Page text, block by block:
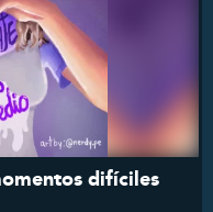
difíciles